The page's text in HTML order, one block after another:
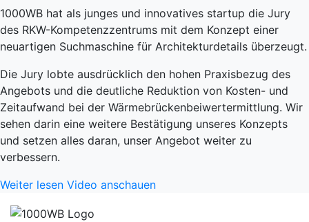
1000WB hat als junges und innovatives startup die Jury
des RKW-Kompetenzzentrums mit dem Konzept einer
neuartigen Suchmaschine für Architekturdetails überzeugt.
Die Jury lobte ausdrücklich den hohen Praxisbezug des
Angebots und die deutliche Reduktion von Kosten- und
Zeitaufwand bei der Wärmebrückenbeiwertermittlung. Wir
sehen darin eine weitere Bestätigung unseres Konzepts
und setzen alles daran, unser Angebot weiter zu
verbessern.
Weiter lesen Video anschauen